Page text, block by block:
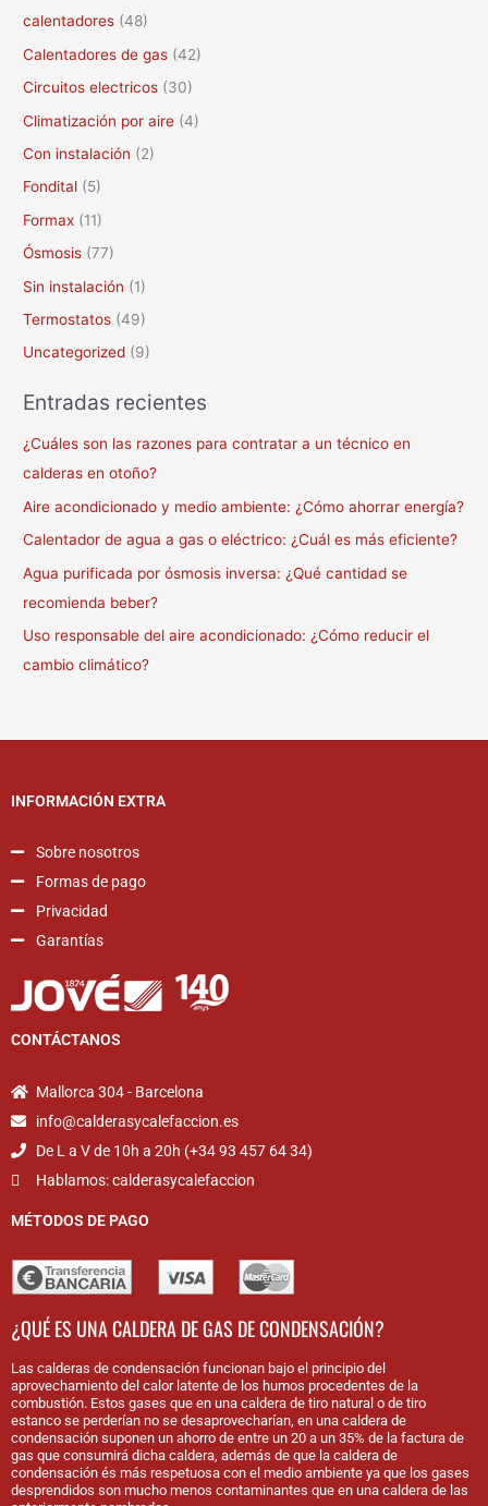
r
:
calentadores (48)
Calentadores de gas (42)
Circuitos electricos (30)
Climatización por aire (4)
Con instalación (2)
Fondital (5)
Formax (11)
Ósmosis (77)
Sin instalación (1)
Termostatos (49)
Uncategorized (9)
Entradas recientes
¿Cuáles son las razones para contratar a un técnico en
calderas en otoño?
Aire acondicionado y medio ambiente: ¿Cómo ahorrar energía?
Calentador de agua a gas o eléctrico: ¿Cuál es más eficiente?
Agua purificada por ósmosis inversa: ¿Qué cantidad se
recomienda beber?
Uso responsable del aire acondicionado: ¿Cómo reducir el
cambio climático?
INFORMACIÓN EXTRA
Sobre nosotros
Formas de pago
Privacidad
Garantías
CONTÁCTANOS
Mallorca 304 - Barcelona
info@calderasycalefaccion.es
De L a V de 10h a 20h (+34 93 457 64 34)
Hablamos: calderasycalefaccion
MÉTODOS DE PAGO
¿QUÉ ES UNA CALDERA DE GAS DE CONDENSACIÓN?
Las calderas de condensación funcionan bajo el principio del
aprovechamiento del calor latente de los humos procedentes de la
combustión. Estos gases que en una caldera de tiro natural o de tiro
estanco se perderían no se desaprovecharían, en una caldera de
condensación suponen un ahorro de entre un 20 a un 35% de la factura de
gas que consumirá dicha caldera, además de que la caldera de
condensación és más respetuosa con el medio ambiente ya que los gases
desprendidos son mucho menos contaminantes que en una caldera de las